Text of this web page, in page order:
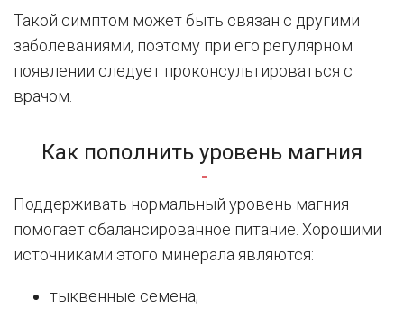
Такой симптом может быть связан с другими
заболеваниями, поэтому при его регулярном
появлении следует проконсультироваться с
врачом.
Как пополнить уровень магния
Поддерживать нормальный уровень магния
помогает сбалансированное питание. Хорошими
источниками этого минерала являются:
тыквенные семена;